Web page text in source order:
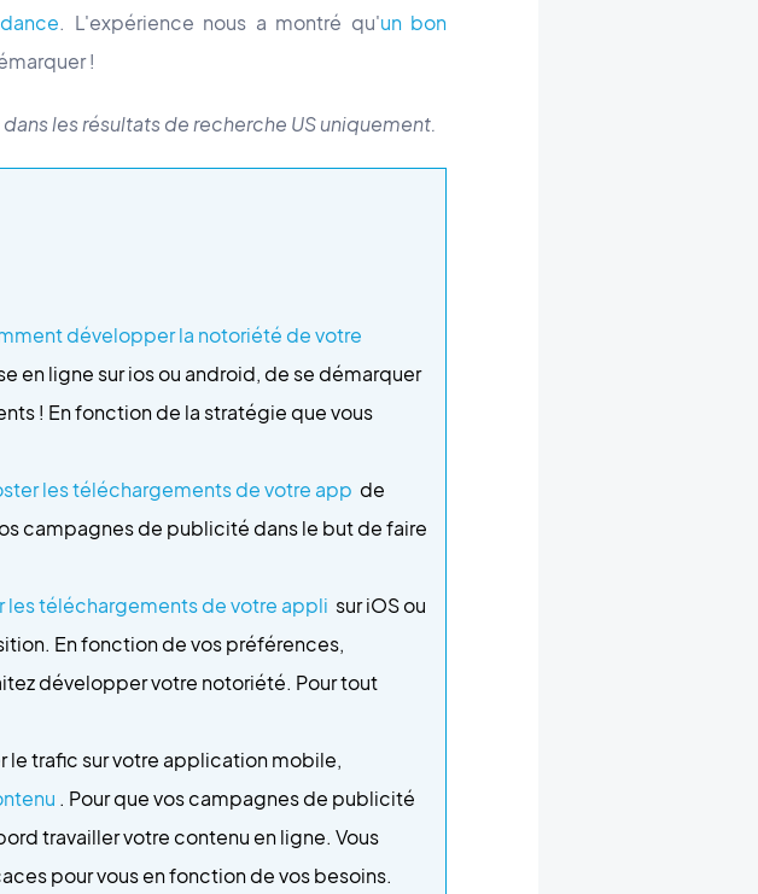
. L'expérience nous a montré qu'un bon
!
les résultats de recherche US uniquement.
développer la notoriété de votre
en ligne sur ios ou android, de se démarquer
! En fonction de la stratégie que vous
les téléchargements de votre app de
campagnes de publicité dans le but de faire
les téléchargements de votre appli sur iOS ou
En fonction de vos préférences,
développer votre notoriété. Pour tout
le trafic sur votre application mobile,
. Pour que vos campagnes de publicité
travailler votre contenu en ligne. Vous
pour vous en fonction de vos besoins.